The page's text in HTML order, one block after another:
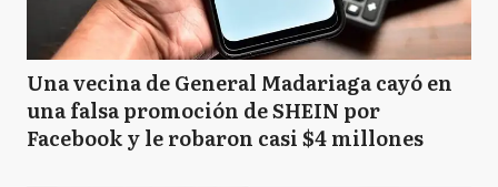
Una vecina de General Madariaga cayó en
una falsa promoción de SHEIN por
Facebook y le robaron casi $4 millones